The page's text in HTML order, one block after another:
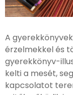
A
érzelmekkel és
gyerekkönyv-
kelti a mesét,
kapcsolatot